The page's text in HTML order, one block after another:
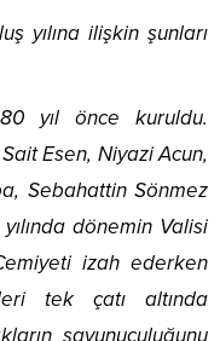
yılına ilişkin şunları
yıl önce kuruldu.
Esen, Niyazi Acun,
Sebahattin Sönmez
dönemin Valisi
izah ederken
tek çatı altında
savunuculuğunu